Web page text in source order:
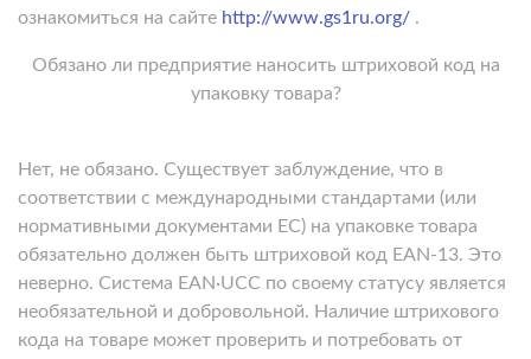
ознакомиться на сайте http://www.gs1ru.org/ .
Обязано ли предприятие наносить штриховой код на
упаковку товара?
Нет, не обязано. Существует заблуждение, что в
соответствии с международными стандартами (или
нормативными документами ЕС) на упаковке товара
обязательно должен быть штриховой код EAN-13. Это
неверно. Система EAN·UCC по своему статусу является
необязательной и добровольной. Наличие штрихового
кода на товаре может проверить и потребовать от